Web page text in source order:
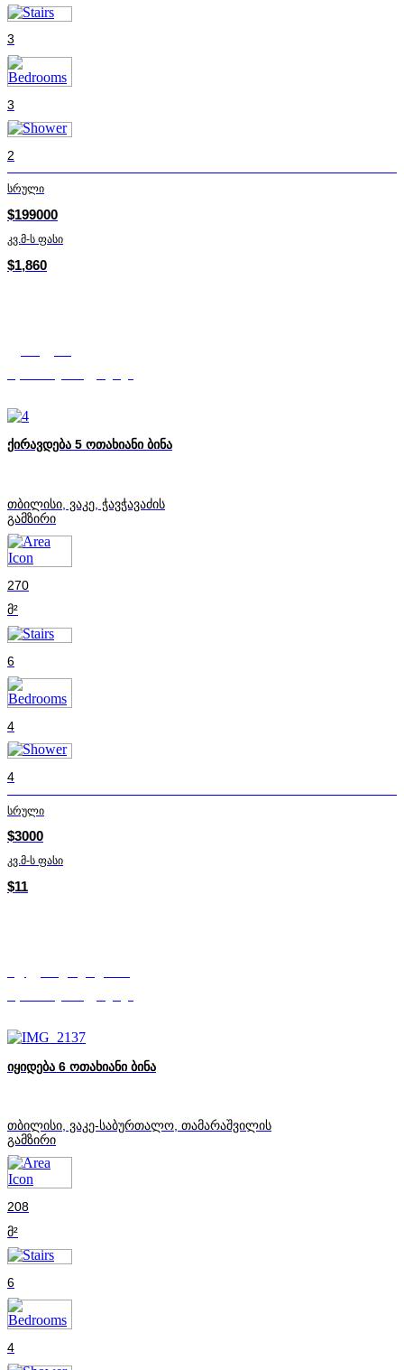
3
3
2
სრული
$199000
კვ.მ-ს ფასი
$1,860
ქირავდება 5 ოთახიანი ბინა
თბილისი, ვაკე, ჭავჭავაძის
გამზირი
270
მ²
6
4
4
სრული
$3000
კვ.მ-ს ფასი
$11
იყიდება 6 ოთახიანი ბინა
თბილისი, ვაკე-საბურთალო, თამარაშვილის
გამზირი
208
მ²
6
4